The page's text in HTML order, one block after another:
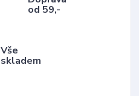
od 59,-
Vše
skladem